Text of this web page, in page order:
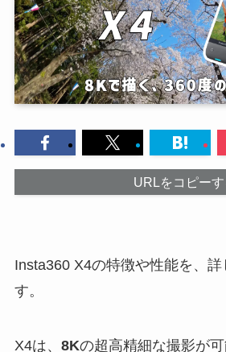
URLをコピーす
Insta360 X4の特徴や性能を、詳
す。
X4は、 8Kの超高精細な撮影が